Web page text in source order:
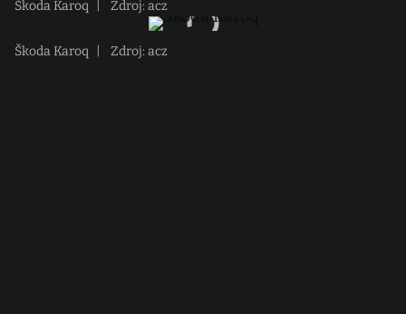
Škoda Karoq Zdroj: acz
Škoda Karoq Zdroj: acz